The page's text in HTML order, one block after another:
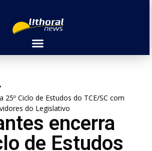
25º Ciclo de Estudos do TCE/SC com
do Legislativo
encerra
de Estudos